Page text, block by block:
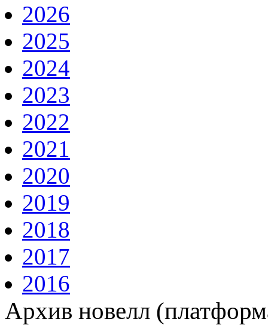
2026
2025
2024
2023
2022
2021
2020
2019
2018
2017
2016
Архив новелл